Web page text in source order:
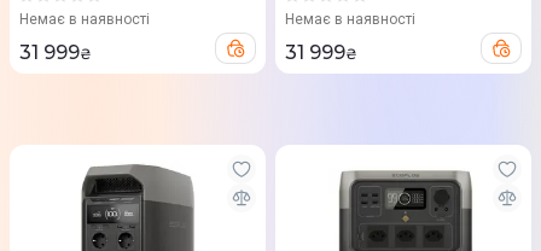
Немає в наявності
31 999₴
Немає в наявності
31 999₴